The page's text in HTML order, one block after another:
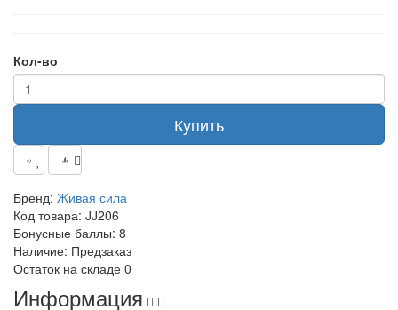
Кол-во
Купить
Бренд: Живая сила
Код товара: JJ206
Бонусные баллы: 8
Наличие: Предзаказ
Остаток на складе 0
Информация